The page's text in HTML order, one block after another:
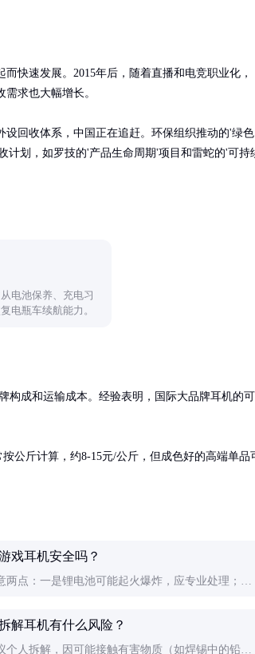
快速发展。2015年后，随着直播和电竞职业化，
求也大幅增长。
设回收体系，中国正在追赶。环保组织推动的'绿色
计划，如罗技的'产品生命周期'项目和雷蛇的'可持
电池保养、充电习
电瓶车续航能力。
构成和运输成本。经验表明，国际大品牌耳机的可
公斤计算，约8-15元/公斤，但成色好的高端单品
戏耳机安全吗？
两点：一是锂电池可能起火爆炸，应专业处理；二
。解耳机有什么风险？
个人拆解，因可能接触有害物质（如焊锡中的铅）